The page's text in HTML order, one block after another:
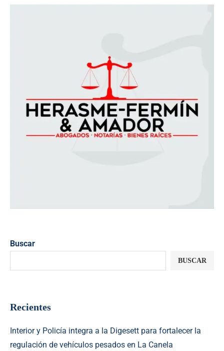
Buscar
BUSCAR
Recientes
Interior y Policía integra a la Digesett para fortalecer la
regulación de vehículos pesados en La Canela